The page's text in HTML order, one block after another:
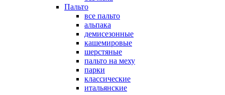
Пальто
все пальто
альпака
демисезонные
кашемировые
шерстяные
пальто на меху
парки
классические
итальянские